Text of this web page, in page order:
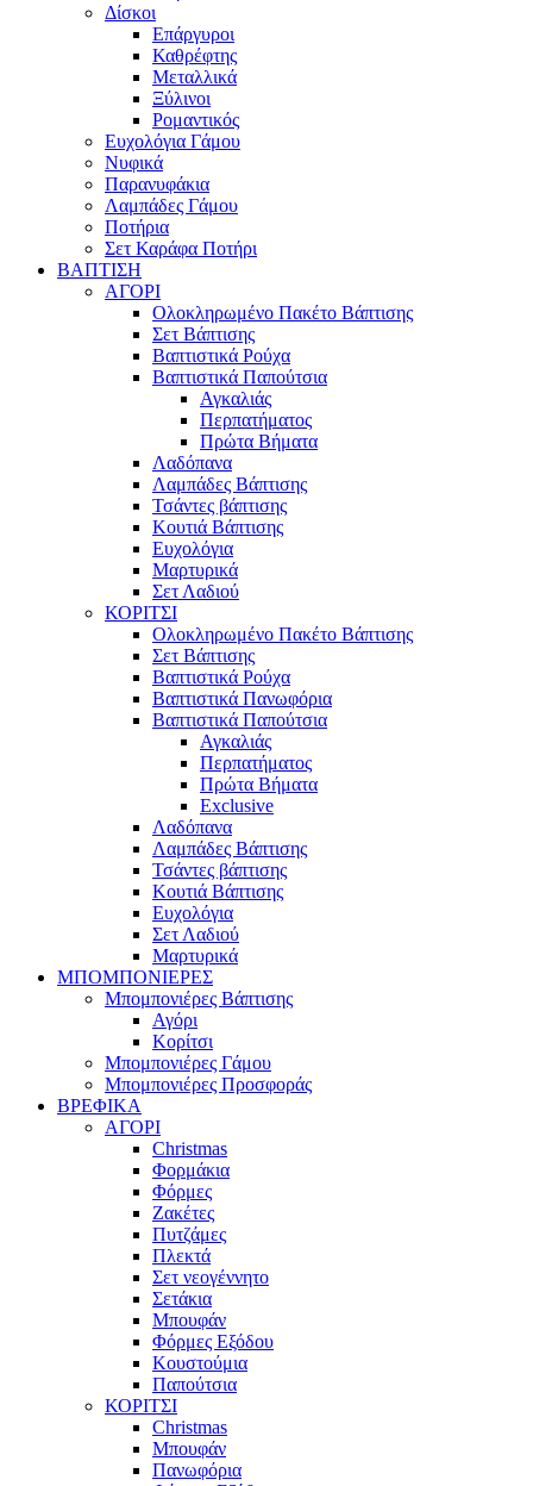
Δίσκοι
Επάργυροι
Καθρέφτης
Μεταλλικά
Ξύλινοι
Ρομαντικός
Ευχολόγια Γάμου
Νυφικά
Παρανυφάκια
Λαμπάδες Γάμου
Ποτήρια
Σετ Καράφα Ποτήρι
ΒΑΠΤΙΣΗ
ΑΓΟΡΙ
Ολοκληρωμένο Πακέτο Βάπτισης
Σετ Βάπτισης
Βαπτιστικά Ρούχα
Βαπτιστικά Παπούτσια
Αγκαλιάς
Περπατήματος
Πρώτα Βήματα
Λαδόπανα
Λαμπάδες Βάπτισης
Τσάντες βάπτισης
Κουτιά Βάπτισης
Ευχολόγια
Μαρτυρικά
Σετ Λαδιού
ΚΟΡΙΤΣΙ
Ολοκληρωμένο Πακέτο Βάπτισης
Σετ Βάπτισης
Βαπτιστικά Ρούχα
Βαπτιστικά Πανωφόρια
Βαπτιστικά Παπούτσια
Αγκαλιάς
Περπατήματος
Πρώτα Βήματα
Exclusive
Λαδόπανα
Λαμπάδες Βάπτισης
Τσάντες βάπτισης
Κουτιά Βάπτισης
Ευχολόγια
Σετ Λαδιού
Μαρτυρικά
ΜΠΟΜΠΟΝΙΕΡΕΣ
Μπομπονιέρες Βάπτισης
Αγόρι
Κορίτσι
Μπομπονιέρες Γάμου
Μπομπονιέρες Προσφοράς
ΒΡΕΦΙΚΑ
ΑΓΟΡΙ
Christmas
Φορμάκια
Φόρμες
Ζακέτες
Πυτζάμες
Πλεκτά
Σετ νεογέννητο
Σετάκια
Μπουφάν
Φόρμες Εξόδου
Κουστούμια
Παπούτσια
ΚΟΡΙΤΣΙ
Christmas
Μπουφάν
Πανωφόρια